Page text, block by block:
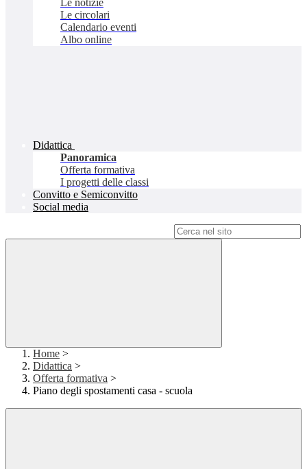
Le notizie
Le circolari
Calendario eventi
Albo online
Didattica
Panoramica
Offerta formativa
I progetti delle classi
Convitto e Semiconvitto
Social media
Home >
Didattica >
Offerta formativa >
Piano degli spostamenti casa - scuola